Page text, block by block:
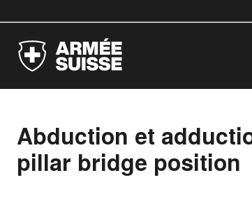
Abduction et
pillar bridge position